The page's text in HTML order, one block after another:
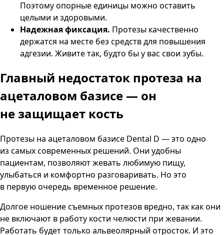
Поэтому опорные единицы можно оставить
целыми и здоровыми.
Надежная фиксация. Протезы качественно
держатся на месте без средств для повышения
адгезии. Живите так, будто бы у вас свои зубы.
Главный недостаток протеза на
ацеталовом базисе — он
не защищает кость
Протезы на ацеталовом базисе Dental D — это одно
из самых современных решений. Они удобны
пациентам, позволяют жевать любимую пищу,
улыбаться и комфортно разговаривать. Но это
в первую очередь временное решение.
Долгое ношение съемных протезов вредно, так как они
не включают в работу кости челюсти при жевании.
Работать будет только альвеолярный отросток. И это